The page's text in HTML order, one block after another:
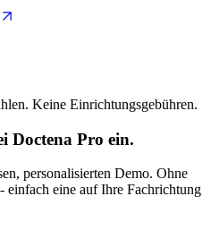
Keine Einrichtungsgebühren.
Doctena Pro ein.
personalisierten Demo. Ohne
eine auf Ihre Fachrichtung